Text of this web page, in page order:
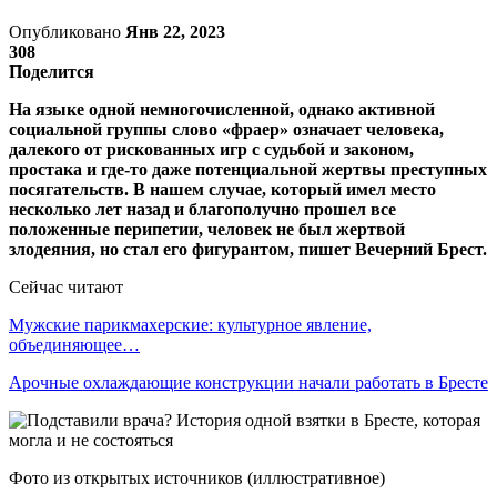
Опубликовано Янв 22, 2023
308
Поделится
На языке одной немногочисленной, однако активной
социальной группы слово «фраер» означает человека,
далекого от рискованных игр с судьбой и законом,
простака и где-то даже потенциальной жертвы преступных
посягательств. В нашем случае, который имел место
несколько лет назад и благополучно прошел все
положенные перипетии, человек не был жертвой
злодеяния, но стал его фигурантом, пишет Вечерний Брест.
Сейчас читают
Мужские парикмахерские: культурное явление,
объединяющее…
Арочные охлаждающие конструкции начали работать в Бресте
Фото из открытых источников (иллюстративное)